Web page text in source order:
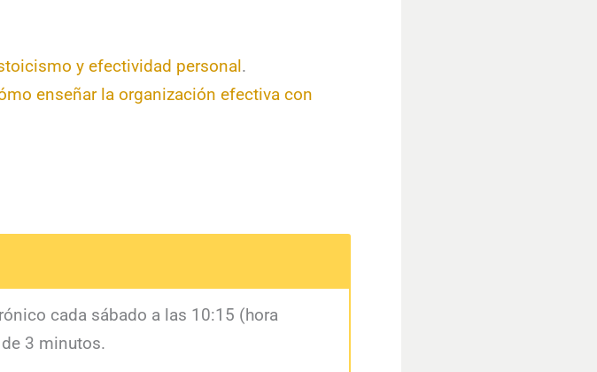
y efectividad personal.
enseñar la organización efectiva con
cada sábado a las 10:15 (hora
3 minutos.